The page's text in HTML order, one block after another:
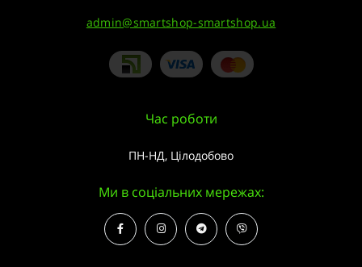
admin@smartshop-smartshop.ua
Час роботи
ПН-НД, Цілодобово
Ми в соціальних мережах: